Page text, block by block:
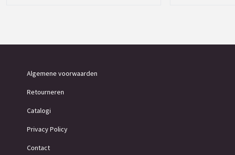
Algemene voorwaarden
Retourneren
Catalogi
Privacy Policy
Contact